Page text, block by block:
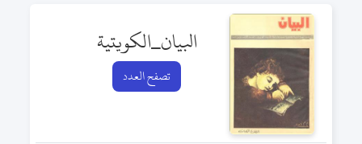
البيان_الكويتية
تصفح العدد